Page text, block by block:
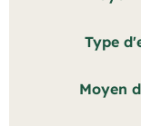
Type
Moyen